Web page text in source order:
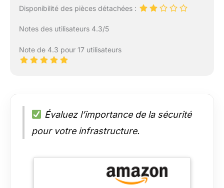
Disponibilité des pièces détachées :
Notes des utilisateurs 4.3/5
Note de 4.3 pour 17 utilisateurs
Évaluez l’importance de la sécurité
pour votre infrastructure.